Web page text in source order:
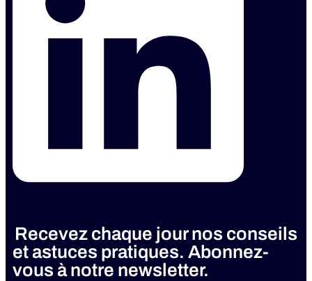
Recevez chaque jour nos conseils
et astuces pratiques. Abonnez-
vous à notre newsletter.